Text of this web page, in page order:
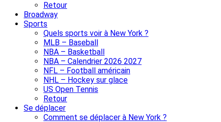
Retour
Broadway
Sports
Quels sports voir à New York ?
MLB – Baseball
NBA – Basketball
NBA – Calendrier 2026 2027
NFL – Football américain
NHL – Hockey sur glace
US Open Tennis
Retour
Se déplacer
Comment se déplacer à New York ?